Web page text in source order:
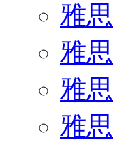
雅
雅
雅
雅